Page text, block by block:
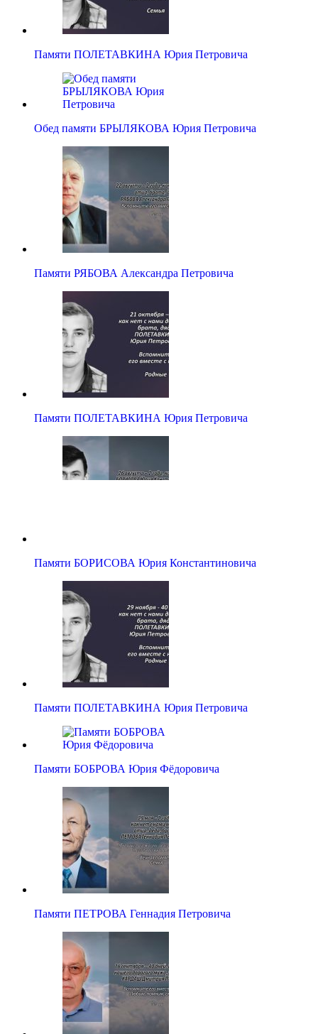
Памяти ПОЛЕТАВКИНА Юрия Петровича
Обед памяти БРЫЛЯКОВА Юрия Петровича
Памяти РЯБОВА Александра Петровича
Памяти ПОЛЕТАВКИНА Юрия Петровича
Памяти БОРИСОВА Юрия Константиновича
Памяти ПОЛЕТАВКИНА Юрия Петровича
Памяти БОБРОВА Юрия Фёдоровича
Памяти ПЕТРОВА Геннадия Петровича